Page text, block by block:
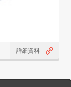
詳細資料